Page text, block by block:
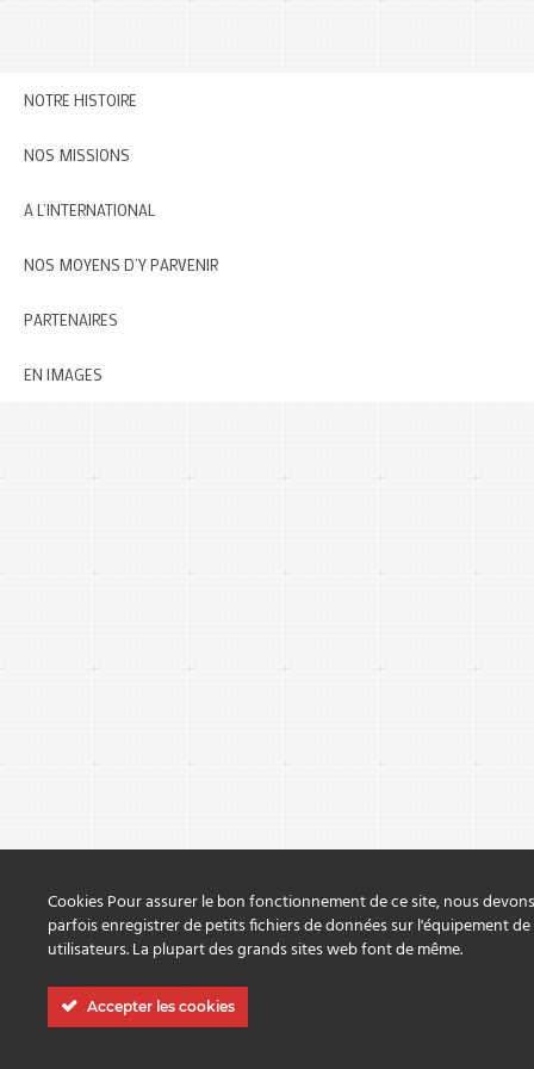
NOTRE HISTOIRE
NOS MISSIONS
A L’INTERNATIONAL
NOS MOYENS D’Y PARVENIR
PARTENAIRES
EN IMAGES
Cookies Pour assurer le bon fonctionnement de ce site, nous devons
parfois enregistrer de petits fichiers de données sur l'équipement
utilisateurs. La plupart des grands sites web font de même.
Accepter les cookies